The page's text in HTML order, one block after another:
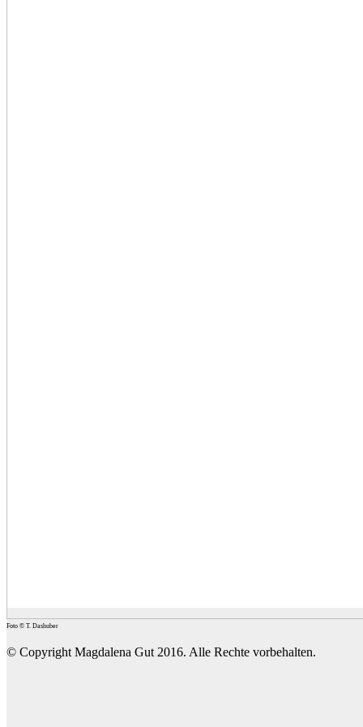
Foto © T. Dashuber
© Copyright Magdalena Gut 2016. Alle Rechte vorbehalten.